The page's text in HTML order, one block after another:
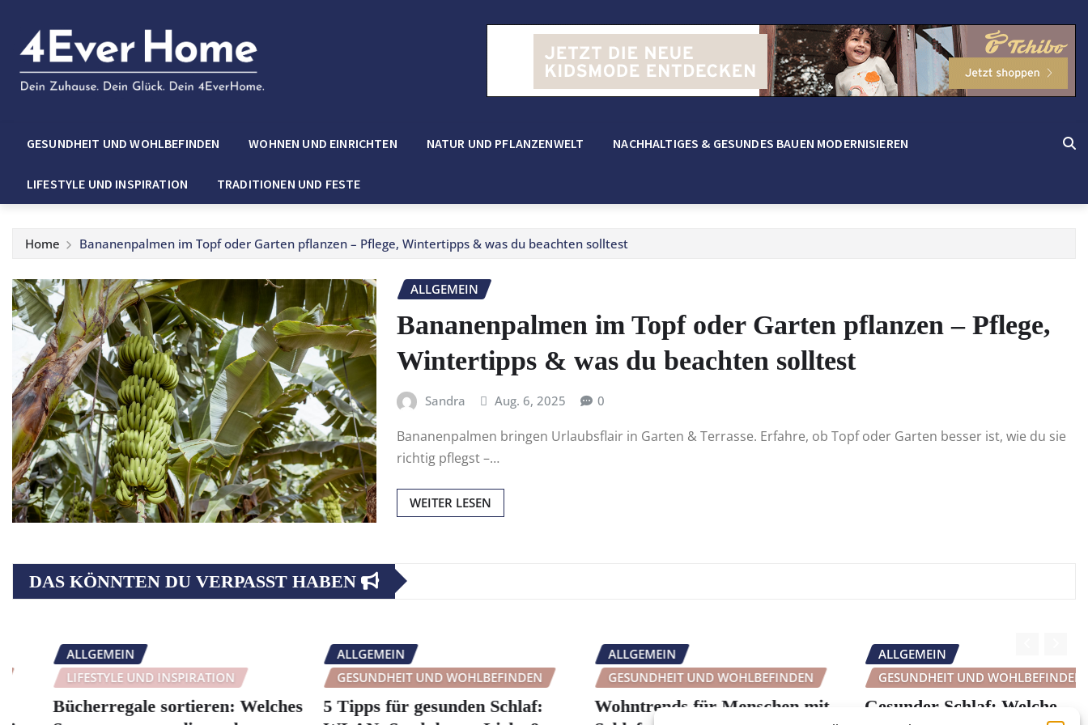
GESUNDHEIT UND WOHLBEFINDEN WOHNEN UND EINRICHTEN NATUR UND PFLANZENWELT NACHHALTIGES & GESUNDES BAUEN MODERNISIEREN
LIFESTYLE UND INSPIRATION TRADITIONEN UND FESTE
Home Bananenpalmen im Topf oder Garten pflanzen – Pflege, Wintertipps & was du beachten solltest
ALLGEMEIN
Bananenpalmen im Topf oder Garten pflanzen – Pflege,
Wintertipps & was du beachten solltest
Sandra Aug. 6, 2025 0
Bananenpalmen bringen Urlaubsflair in Garten & Terrasse. Erfahre, ob Topf oder Garten besser ist, wie du sie
richtig pflegst –…
WEITER LESEN
DAS KÖNNTEN DU VERPASST HABEN
ALLGEMEIN
LIFESTYLE UND INSPIRATION
Bücherregale sortieren: Welches
ALLGEMEIN
GESUNDHEIT UND WOHLBEFINDEN
5 Tipps für gesunden Schlaf:
ALLGEMEIN
GESUNDHEIT UND WOHLBEFINDEN
Wohntrends für Menschen mit
ALLGEMEIN
GESUNDHEIT UND WOHLBEFINDEN
Gesunder Schlaf: Welche